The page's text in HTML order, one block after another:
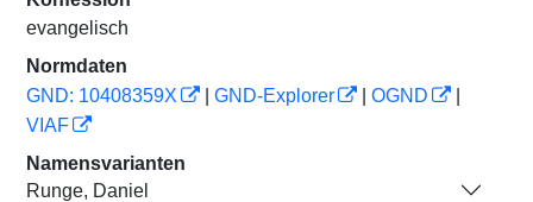
evangelisch
Normdaten
GND: 10408359X
GND-Explorer OGND
VIAF
Namensvarianten
Runge, Daniel